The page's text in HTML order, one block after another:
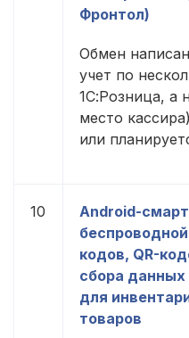
Фронтол)
Обмен
учет по
1С:Розница, а
место
или
10
Android-
кодов, QR-
сбора
для
товаров